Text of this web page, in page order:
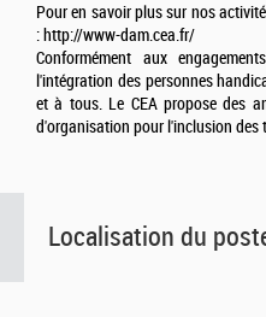
Pour en savoir plus sur nos
: http://www-dam.cea.fr/
Conformément aux
l'intégration des personnes
et à tous. Le CEA propose des
d'organisation pour l'inclusion des
Localisation du